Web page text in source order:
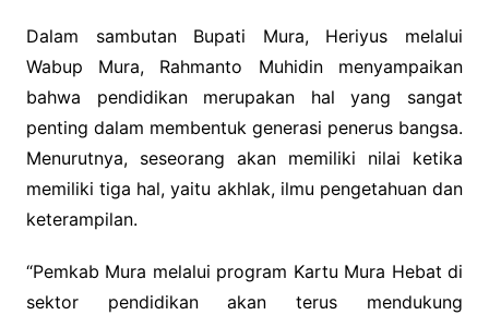
Dalam sambutan Bupati Mura, Heriyus melalui
Wabup Mura, Rahmanto Muhidin menyampaikan
bahwa pendidikan merupakan hal yang sangat
penting dalam membentuk generasi penerus bangsa.
Menurutnya, seseorang akan memiliki nilai ketika
memiliki tiga hal, yaitu akhlak, ilmu pengetahuan dan
keterampilan.
“Pemkab Mura melalui program Kartu Mura Hebat di
sektor pendidikan akan terus mendukung